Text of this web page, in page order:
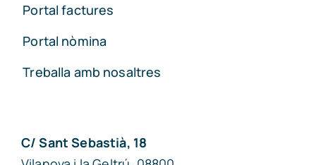
Portal factures
Portal nòmina
Treballa amb nosaltres
C/ Sant Sebastià, 18